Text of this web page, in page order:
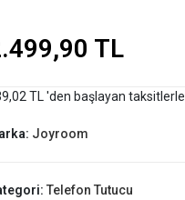
TL
TL 'den başlayan taksitlerle
Joyroom
Telefon Tutucu